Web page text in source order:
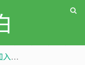
报群